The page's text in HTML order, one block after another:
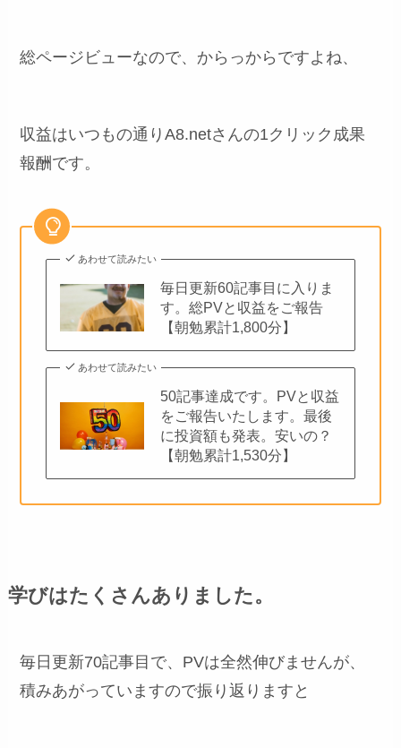
総ページビューなので、からっからですよね、
収益はいつもの通りA8.netさんの1クリック成果
報酬です。
あわせて読みたい
毎日更新60記事目に入りま
す。総PVと収益をご報告
【朝勉累計1,800分】
あわせて読みたい
50記事達成です。PVと収益
をご報告いたします。最後
に投資額も発表。安いの？
【朝勉累計1,530分】
学びはたくさんありました。
毎日更新70記事目で、PVは全然伸びませんが、
積みあがっていますので振り返りますと